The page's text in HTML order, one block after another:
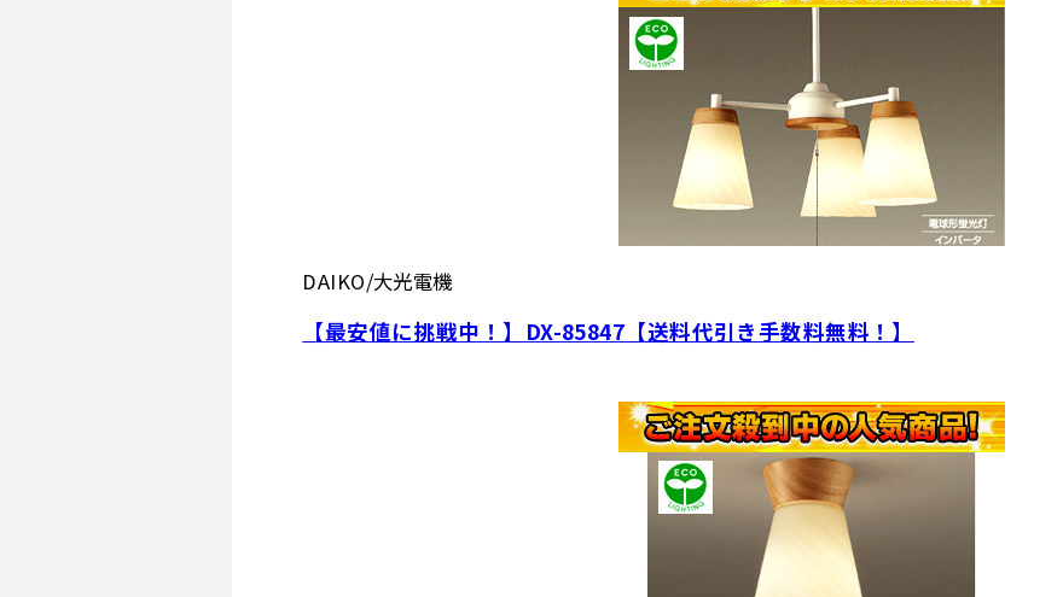
DAIKO/大光電機
【最安値に挑戦中！】DX-85847【送料代引き手数料無料！】